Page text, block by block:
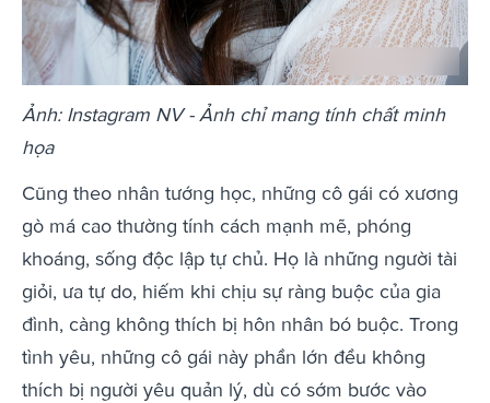
Ảnh: Instagram NV - Ảnh chỉ mang tính chất minh
họa
Cũng theo nhân tướng học, những cô gái có xương
gò má cao thường tính cách mạnh mẽ, phóng
khoáng, sống độc lập tự chủ. Họ là những người tài
giỏi, ưa tự do, hiếm khi chịu sự ràng buộc của gia
đình, càng không thích bị hôn nhân bó buộc. Trong
tình yêu, những cô gái này phần lớn đều không
thích bị người yêu quản lý, dù có sớm bước vào